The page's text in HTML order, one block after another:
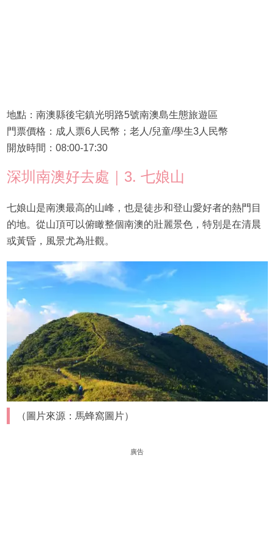
地點：南澳縣後宅鎮光明路5號南澳島生態旅遊區
門票價格：成人票6人民幣；老人/兒童/學生3人民幣
開放時間：08:00-17:30
深圳南澳好去處｜3. 七娘山
七娘山是南澳最高的山峰，也是徒步和登山愛好者的熱門目
的地。從山頂可以俯瞰整個南澳的壯麗景色，特別是在清晨
或黃昏，風景尤為壯觀。
（圖片來源：馬蜂窩圖片）
廣告